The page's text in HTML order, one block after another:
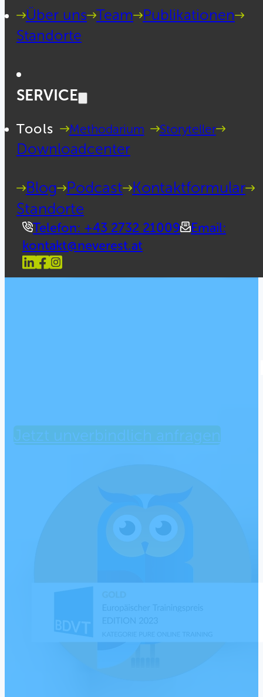
Über uns Team
Publikationen
Standorte
SERVICE
Tools Methodarium Storyteller
Downloadcenter
Blog Podcast Kontaktformular
Standorte
Telefon: +43 2732 21009
Email:
kontakt@neverest.at
Jetzt unverbindlich anfragen